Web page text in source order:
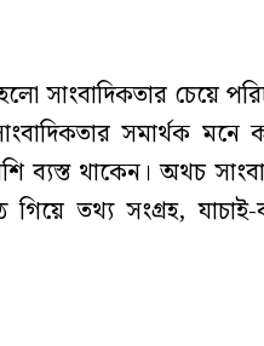
সাংবাদিকতার চেয়ে
সমার্থক
ব্যস্ত থাকেন। অথচ
তথ্য সংগ্রহ, যাচাই-